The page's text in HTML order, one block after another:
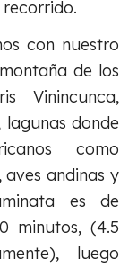
con nuestro
de los
Vinincunca,
lagunas donde
como
aves andinas y
es de
minutos, (4.5
luego